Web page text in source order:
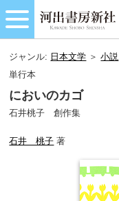
ジャンル: 日本文学 ＞小説
単行本
においのカゴ
石井桃子 創作集
石井 桃子 著